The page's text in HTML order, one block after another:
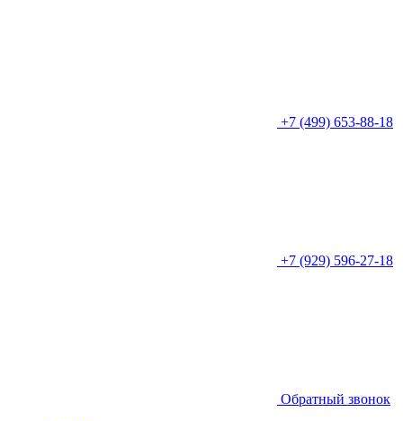
+7 (499) 653-88-18
+7 (929) 596-27-18
Обратный звонок